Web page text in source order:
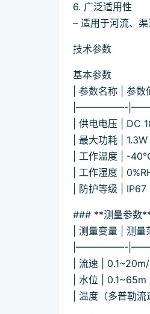
6. 广泛适用性
– 适用于河流、
技术参数
基本参数
| 参数名称 | 参数
|—————-
| 供电电压 | DC
| 最大功耗 | 1.3W |
| 工作温度 | -
| 工作湿度 |
| 防护等级 | IP67 |
### **测量参数
| 测量变量 | 测量
|—————-
| 流速 |
| 水位 | 0.1~65m
| 温度（多普